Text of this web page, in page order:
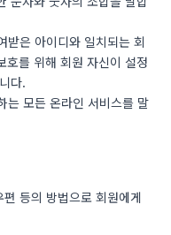
받은 아이디와 일치되는 회
호를 위해 회원 자신이 설정
다.
는 모든 온라인 서비스를 말
등의 방법으로 회원에게